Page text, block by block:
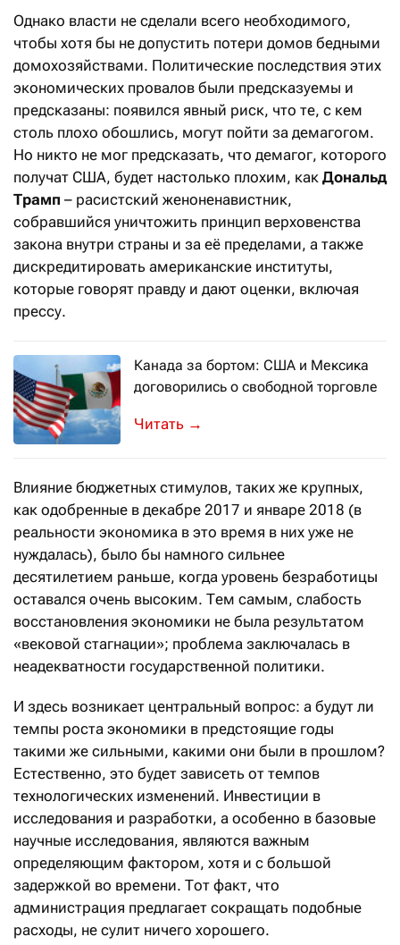
Однако власти не сделали всего необходимого,
чтобы хотя бы не допустить потери домов бедными
домохозяйствами. Политические последствия этих
экономических провалов были предсказуемы и
предсказаны: появился явный риск, что те, с кем
столь плохо обошлись, могут пойти за демагогом.
Но никто не мог предсказать, что демагог, которого
получат США, будет настолько плохим, как Дональд
Трамп – расистский женоненавистник,
собравшийся уничтожить принцип верховенства
закона внутри страны и за её пределами, а также
дискредитировать американские институты,
которые говорят правду и дают оценки, включая
прессу.
Канада за бортом: США и Мексика
договорились о свободной торговле
Возросший риск-аппетит
→
Влияние бюджетных стимулов, таких же крупных,
как одобренные в декабре 2017 и январе 2018 (в
реальности экономика в это время в них уже не
нуждалась), было бы намного сильнее
десятилетием раньше, когда уровень безработицы
оставался очень высоким. Тем самым, слабость
восстановления экономики не была результатом
«вековой стагнации»; проблема заключалась в
неадекватности государственной политики.
И здесь возникает центральный вопрос: а будут ли
темпы роста экономики в предстоящие годы
такими же сильными, какими они были в прошлом?
Естественно, это будет зависеть от темпов
технологических изменений. Инвестиции в
исследования и разработки, а особенно в базовые
научные исследования, являются важным
определяющим фактором, хотя и с большой
задержкой во времени. Тот факт, что
администрация предлагает сокращать подобные
расходы, не сулит ничего хорошего.